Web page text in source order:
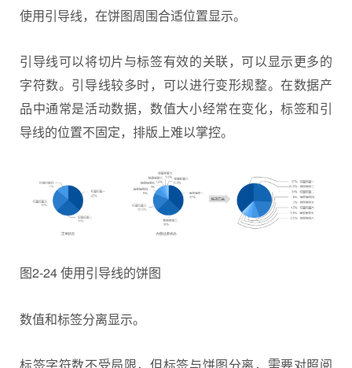
使用引导线，在饼图周围合适位置显示。
引导线可以将切片与标签有效的关联，可以显示更多的
字符数。引导线较多时，可以进行变形规整。在数据产
品中通常是活动数据，数值大小经常在变化，标签和引
导线的位置不固定，排版上难以掌控。
图2-24 使用引导线的饼图
数值和标签分离显示。